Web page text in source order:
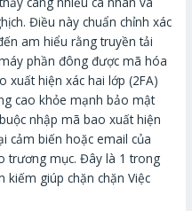
Điều này chuẩn chỉnh xác
am hiểu rằng truyền tải
phần đông được mã hóa
xuất hiện xác hai lớp (2FA)
cao khỏe mạnh bảo mật
nhập mã bao xuất hiện
cảm biến hoặc email của
trương mục. Đây là 1 trong
giúp chặn chặn Việc